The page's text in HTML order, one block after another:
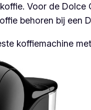
Voor de
behoren bij een
koffiemachine